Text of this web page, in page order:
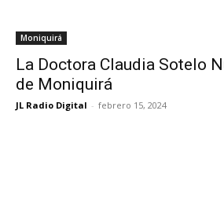
Moniquirá
La Doctora Claudia Sotelo
de Moniquirá
JL Radio Digital - febrero 15, 2024